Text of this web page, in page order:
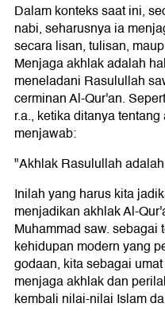
Dalam konteks saat ini,
nabi, seharusnya ia
secara lisan, tulisan,
Menjaga akhlak adalah
meneladani Rasulullah
cerminan Al-Qur'an.
r.a., ketika ditanya
menjawab:
"Akhlak Rasulullah
Inilah yang harus kita
menjadikan akhlak Al-
Muhammad saw. sebagai
kehidupan modern yang
godaan, kita sebagai
menjaga akhlak dan
kembali nilai-nilai Islam